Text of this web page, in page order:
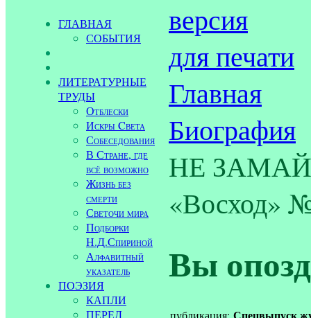
ГЛАВНАЯ
СОБЫТИЯ
ЛИТЕРАТУРНЫЕ
ТРУДЫ
Отблески
Искры Cвета
Собеседования
В Стране, где
всё возможно
Жизнь без
смерти
Светочи мира
Подборки
Н.Д.Спириной
Алфавитный
указатель
ПОЭЗИЯ
КАПЛИ
ПЕРЕД
версия
для печати
Главная
Биография
НЕ ЗАМАЙ!
«Восход»
Вы
публикация: